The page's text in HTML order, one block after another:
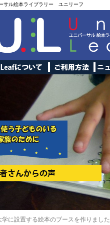
サル絵本ライブラリー ユニリーフ
学に設置する絵本のブースを作りました